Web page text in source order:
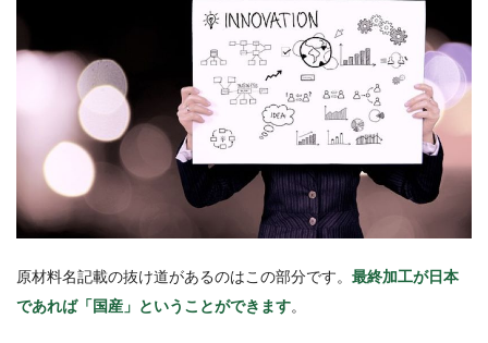
原材料名記載の抜け道があるのはこの部分です。 最終加工が日本
であれば「国産」ということができます。